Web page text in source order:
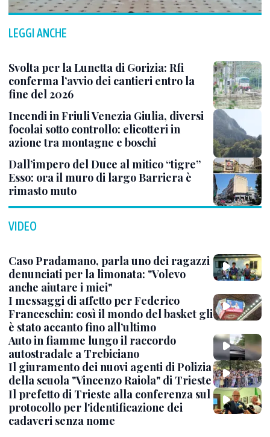
LEGGI ANCHE
Svolta per la Lunetta di Gorizia: Rfi
conferma l’avvio dei cantieri entro la
fine del 2026
Incendi in Friuli Venezia Giulia, diversi
focolai sotto controllo: elicotteri in
azione tra montagne e boschi
Dall’impero del Duce al mitico “tigre”
Esso: ora il muro di largo Barriera è
rimasto muto
VIDEO
Caso Pradamano, parla uno dei ragazzi
denunciati per la limonata: "Volevo
anche aiutare i miei"
I messaggi di affetto per Federico
Franceschin: così il mondo del basket gli
è stato accanto fino all’ultimo
Auto in fiamme lungo il raccordo
autostradale a Trebiciano
Il giuramento dei nuovi agenti di Polizia
della scuola "Vincenzo Raiola" di Trieste
Il prefetto di Trieste alla conferenza sul
protocollo per l'identificazione dei
cadaveri senza nome